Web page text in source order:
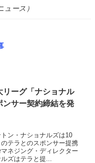
ュース）
リーグ「ナショナル
ンサー契約締結を発
ン・ナショナルズは10
テラとのスポンサー提携
ネジング・ディレクター
ズはテラと提...